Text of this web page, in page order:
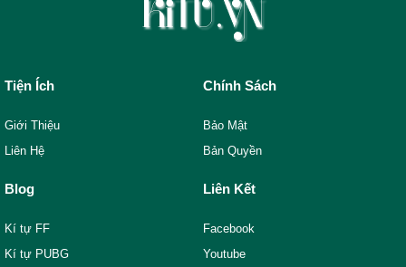
Tiện Ích
Giới Thiệu
Liên Hệ
Chính Sách
Bảo Mật
Bản Quyền
Blog
Kí tự FF
Kí tự PUBG
Liên Kết
Facebook
Youtube